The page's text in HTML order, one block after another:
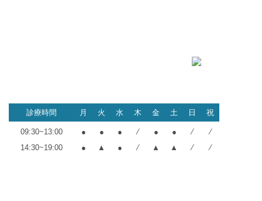
診療時間 月 火 水 木 金 土 日 祝
09:30~13:00 ● ● ● ⁄ ● ● ⁄
⁄
14:30~19:00
● ▲ ● ⁄ ▲ ▲ ⁄ ⁄